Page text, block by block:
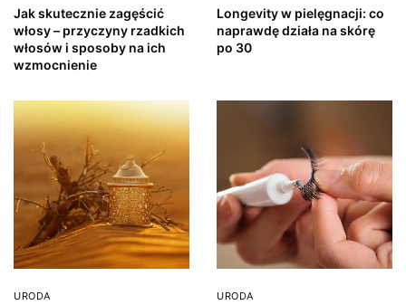
Jak skutecznie zagęścić
włosy – przyczyny rzadkich
włosów i sposoby na ich
wzmocnienie
Longevity w pielęgnacji: co
naprawdę działa na skórę
po 30
URODA URODA